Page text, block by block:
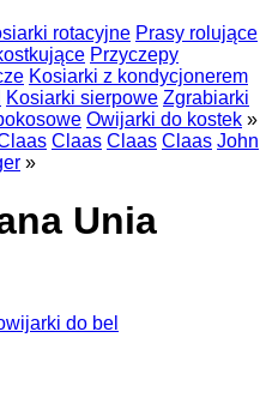
rotacyjne Prasy rolujące
Przyczepy
Kosiarki z kondycjonerem
Kosiarki sierpowe Zgrabiarki
Owijarki do kostek »
Claas Claas Claas John
»
Unia
do bel